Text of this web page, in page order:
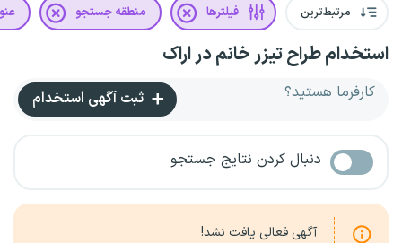
مرتبط‌ترین فیلترها منطقه جستجو
استخدام طراح تیزر خانم در اراک
کارفرما هستید؟ ثبت آگهی استخدام
دنبال کردن نتایج جستجو
آگهی فعالی یافت نشد!